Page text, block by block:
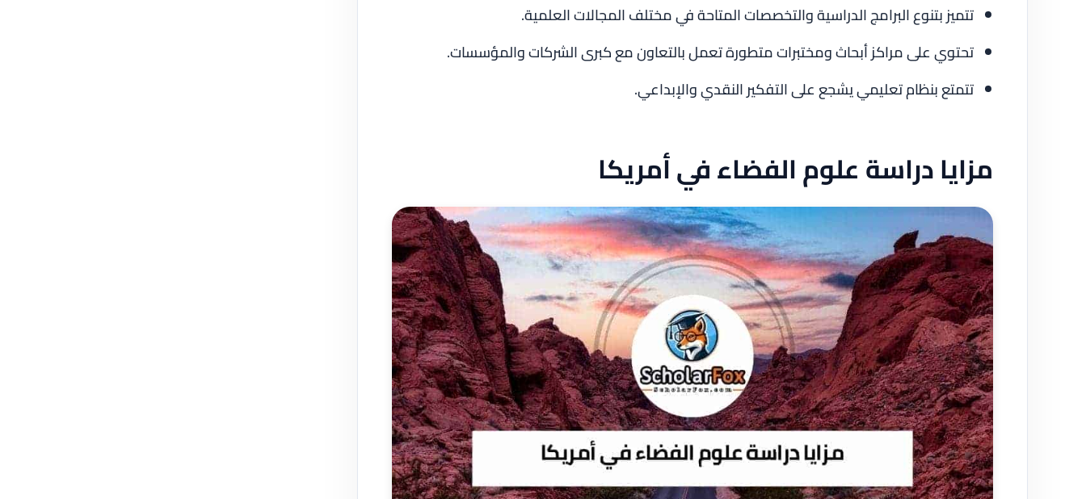
تتميز بتنوع البرامج الدراسية والتخصصات المتاحة في مختلف المجالات العلمية.
تحتوي على مراكز أبحاث ومختبرات متطورة تعمل بالتعاون مع كبرى الشركات والمؤسسات.
تتمتع بنظام تعليمي يشجع على التفكير النقدي والإبداعي.
مزايا دراسة علوم الفضاء في أمريكا